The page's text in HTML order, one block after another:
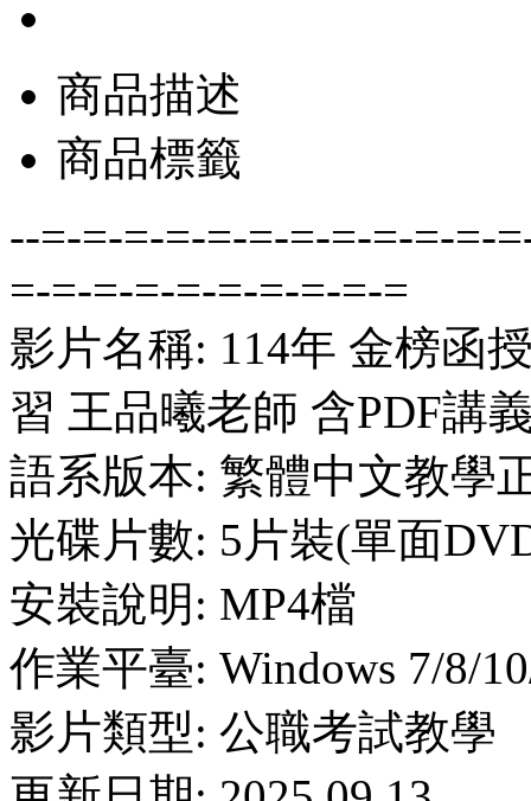
商品描述
商品標籤
--=-=-=-=-=-=-=-=-=-=-=-
=-=-=-=-=-=-=-=-=-=
影片名稱: 114年 金榜函
習 王品曦老師 含PDF講
語系版本: 繁體中文教學
光碟片數: 5片裝(單面
安裝說明: MP4檔
作業平臺: Windows 7/8/
影片類型: 公職考試教學